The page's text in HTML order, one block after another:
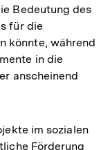
Bedeutung des
für die
könnte, während
in die
anscheinend
im sozialen
Förderung